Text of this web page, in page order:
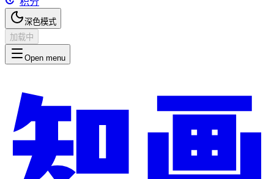
深色模式
加载中
Open menu